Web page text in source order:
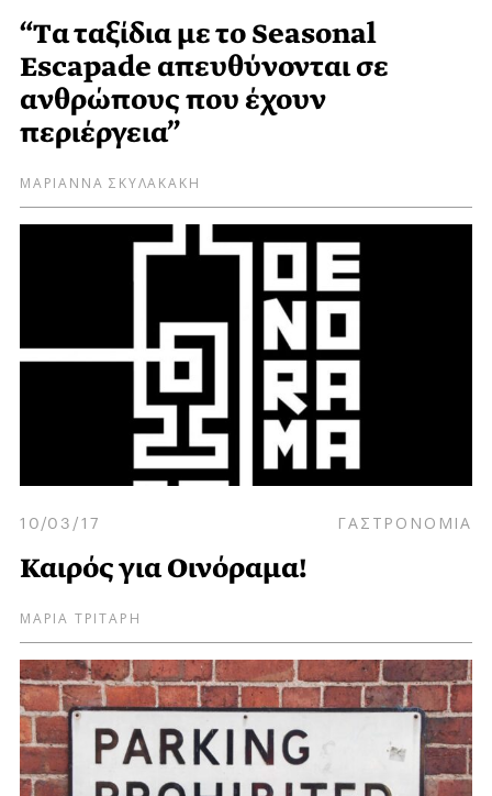
“Tα ταξίδια με το Seasonal
Escapade απευθύνονται σε
ανθρώπους που έχουν
περιέργεια”
ΜΑΡΙΑΝΝΑ ΣΚΥΛΑΚΑΚΗ
10/03/17 ΓΑΣΤΡΟΝΟΜΙΑ
Καιρός για Οινόραμα!
ΜΑΡΙΑ ΤΡΙΤΑΡΗ